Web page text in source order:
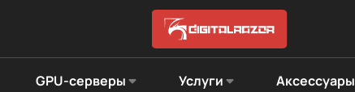
GPU-серверы Услуги Аксессуары